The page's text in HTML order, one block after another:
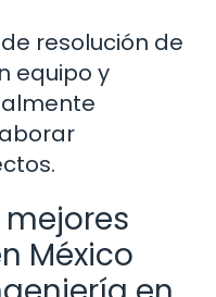
resolución de
equipo y
México